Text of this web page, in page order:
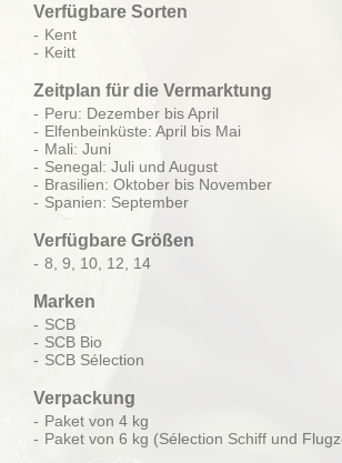
Verfügbare Sorten
Kent
Keitt
Zeitplan für die Vermarktung
Peru: Dezember bis April
Elfenbeinküste: April bis Mai
Mali: Juni
Senegal: Juli und August
Brasilien: Oktober bis November
Spanien: September
Verfügbare Größen
8, 9, 10, 12, 14
Marken
SCB
SCB Bio
SCB Sélection
Verpackung
Paket von 4 kg
Paket von 6 kg (Sélection Schiff und